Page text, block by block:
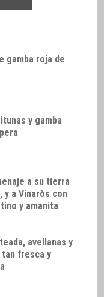
gamba roja de
y gamba
a su tierra
y a Vinaròs con
y amanita
avellanas y
tan fresca y